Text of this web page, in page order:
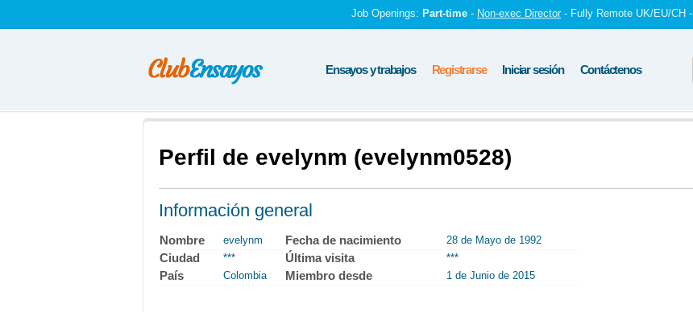
Job Openings: Part-time - Non-exec Director - Fully Remote UK/EU/CH -
Ensayos y trabajos Registrarse Iniciar sesión Contáctenos
Perfil de evelynm (evelynm0528)
Información general
Nombre evelynm Fecha de nacimiento 28 de Mayo de 1992
Ciudad *** Última visita ***
País Colombia Miembro desde 1 de Junio de 2015